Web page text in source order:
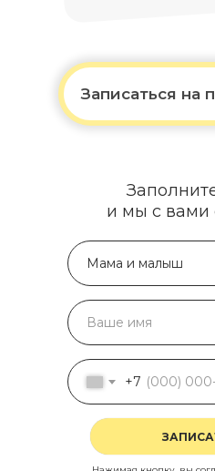
Записаться на
+7
и мы с вами